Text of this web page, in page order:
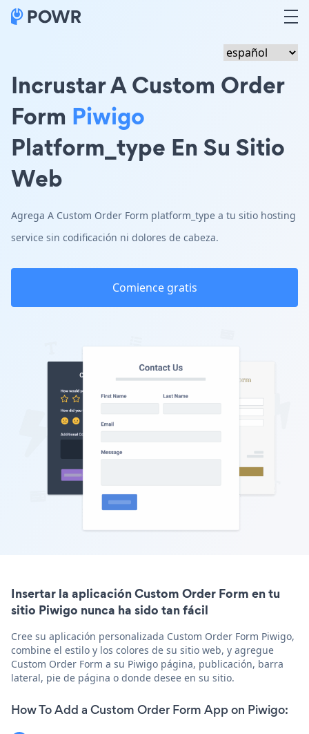
Incrustar A Custom Order
Form Piwigo
Platform_type En Su Sitio
Web
Agrega A Custom Order Form platform_type a tu sitio hosting
service sin codificación ni dolores de cabeza.
Comience gratis
Insertar la aplicación Custom Order Form en tu
sitio Piwigo nunca ha sido tan fácil
Cree su aplicación personalizada Custom Order Form Piwigo,
combine el estilo y los colores de su sitio web, y agregue
Custom Order Form a su Piwigo página, publicación, barra
lateral, pie de página o donde desee en su sitio.
How To Add a Custom Order Form App on Piwigo: